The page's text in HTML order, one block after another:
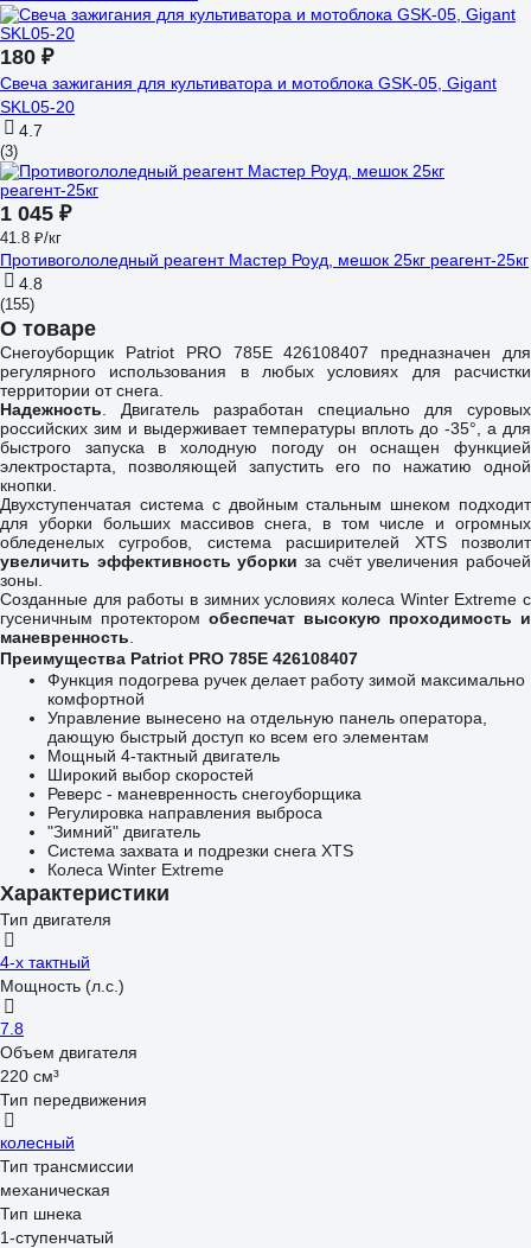
180 ₽
Свеча зажигания для культиватора и мотоблока GSK-05, Gigant
SKL05-20
4.7
(3)
1 045 ₽
41.8 ₽/кг
Противогололедный реагент Мастер Роуд, мешок 25кг реагент-25кг
4.8
(155)
О товаре
Снегоуборщик Patriot PRO 785Е 426108407 предназначен для
регулярного использования в любых условиях для расчистки
территории от снега.
Надежность . Двигатель разработан специально для суровых
российских зим и выдерживает температуры вплоть до -35°, а для
быстрого запуска в холодную погоду он оснащен функцией
электростарта, позволяющей запустить его по нажатию одной
кнопки.
Двухступенчатая система с двойным стальным шнеком подходит
для уборки больших массивов снега, в том числе и огромных
обледенелых сугробов, система расширителей XTS позволит
увеличить эффективность уборки за счёт увеличения рабочей
зоны.
Созданные для работы в зимних условиях колеса Winter Extreme с
гусеничным протектором обеспечат высокую проходимость и
маневренность
Преимущества Patriot PRO 785Е 426108407
Функция подогрева ручек делает работу зимой максимально
комфортной
Управление вынесено на отдельную панель оператора,
дающую быстрый доступ ко всем его элементам
Мощный 4-тактный двигатель
Широкий выбор скоростей
Реверс - маневренность снегоуборщика
Регулировка направления выброса
"Зимний" двигатель
Система захвата и подрезки снега XTS
Колеса Winter Extreme
Характеристики
Тип двигателя
4-х тактный
Мощность (л.с.)
7.8
Объем двигателя
220 см³
Тип передвижения
колесный
Тип трансмиссии
механическая
Тип шнека
1-ступенчатый